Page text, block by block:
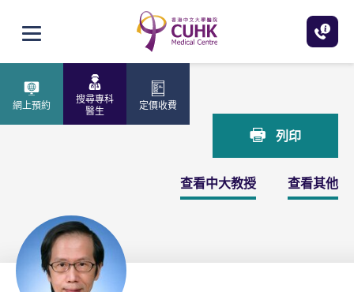
打開選單
網上預約
搜尋專科
醫生
定價收費
主頁 余俊豪教授
列印
查看中大教授 查看其他